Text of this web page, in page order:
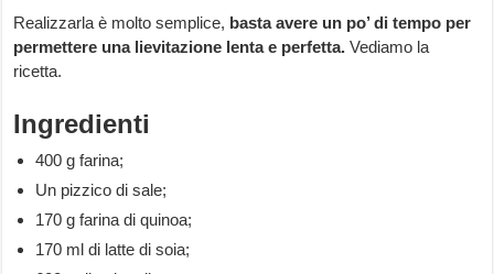
Realizzarla è molto semplice, basta avere un po’ di tempo per
permettere una lievitazione lenta e perfetta. Vediamo la
ricetta.
Ingredienti
400 g farina;
Un pizzico di sale;
170 g farina di quinoa;
170 ml di latte di soia;